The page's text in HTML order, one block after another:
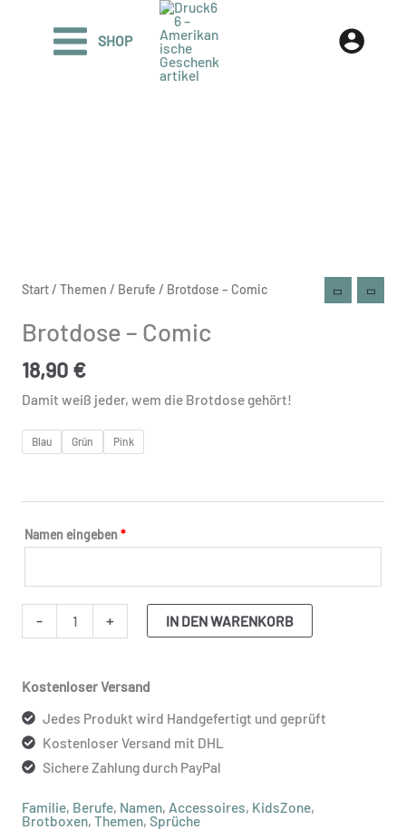
SHOP
Start/ Themen / Berufe / Brotdose – Comic
Brotdose – Comic
18,90 €
Damit weiß jeder, wem die Brotdose gehört!
Blau Grün Pink
Namen eingeben*
-
Brotdose
Comic
Menge
+ IN DEN WARENKORB
Kostenloser Versand
Jedes Produkt wird Handgefertigt und geprüft
Kostenloser Versand mit DHL
Sichere Zahlung durch PayPal
Familie, Berufe, Namen, Accessoires, KidsZone,
Brotboxen, Themen, Sprüche